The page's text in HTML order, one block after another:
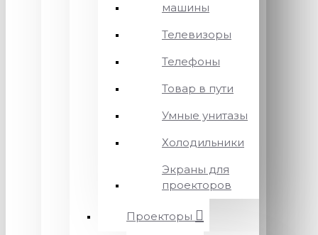
машины
Телевизоры
Телефоны
Товар в пути
Умные унитазы
Холодильники
Экраны для
проекторов
Проекторы